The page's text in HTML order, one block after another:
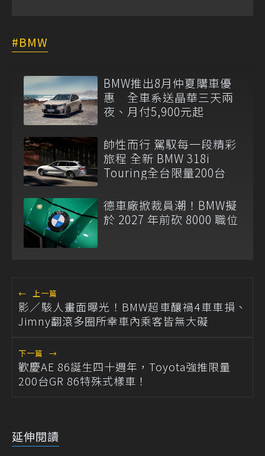
BMW
BMW推出8月仲夏購車優
惠 全車系送晶華三天兩
夜、月付5,900元起
帥性而行 駕馭每一段精彩
旅程 全新 BMW 318i
Touring全台限量200台
德車廠掀裁員潮！BMW擬
於 2027 年前砍 8000 職位
← 上一篇
影／駭人畫面曝光！BMW超車釀禍4車車損、
Jimny翻滾多圈所幸車內乘客皆無大礙
下一篇 →
歡慶AE 86誕生四十週年，Toyota強推限量
200台GR 86特殊式樣車！
延伸閱讀